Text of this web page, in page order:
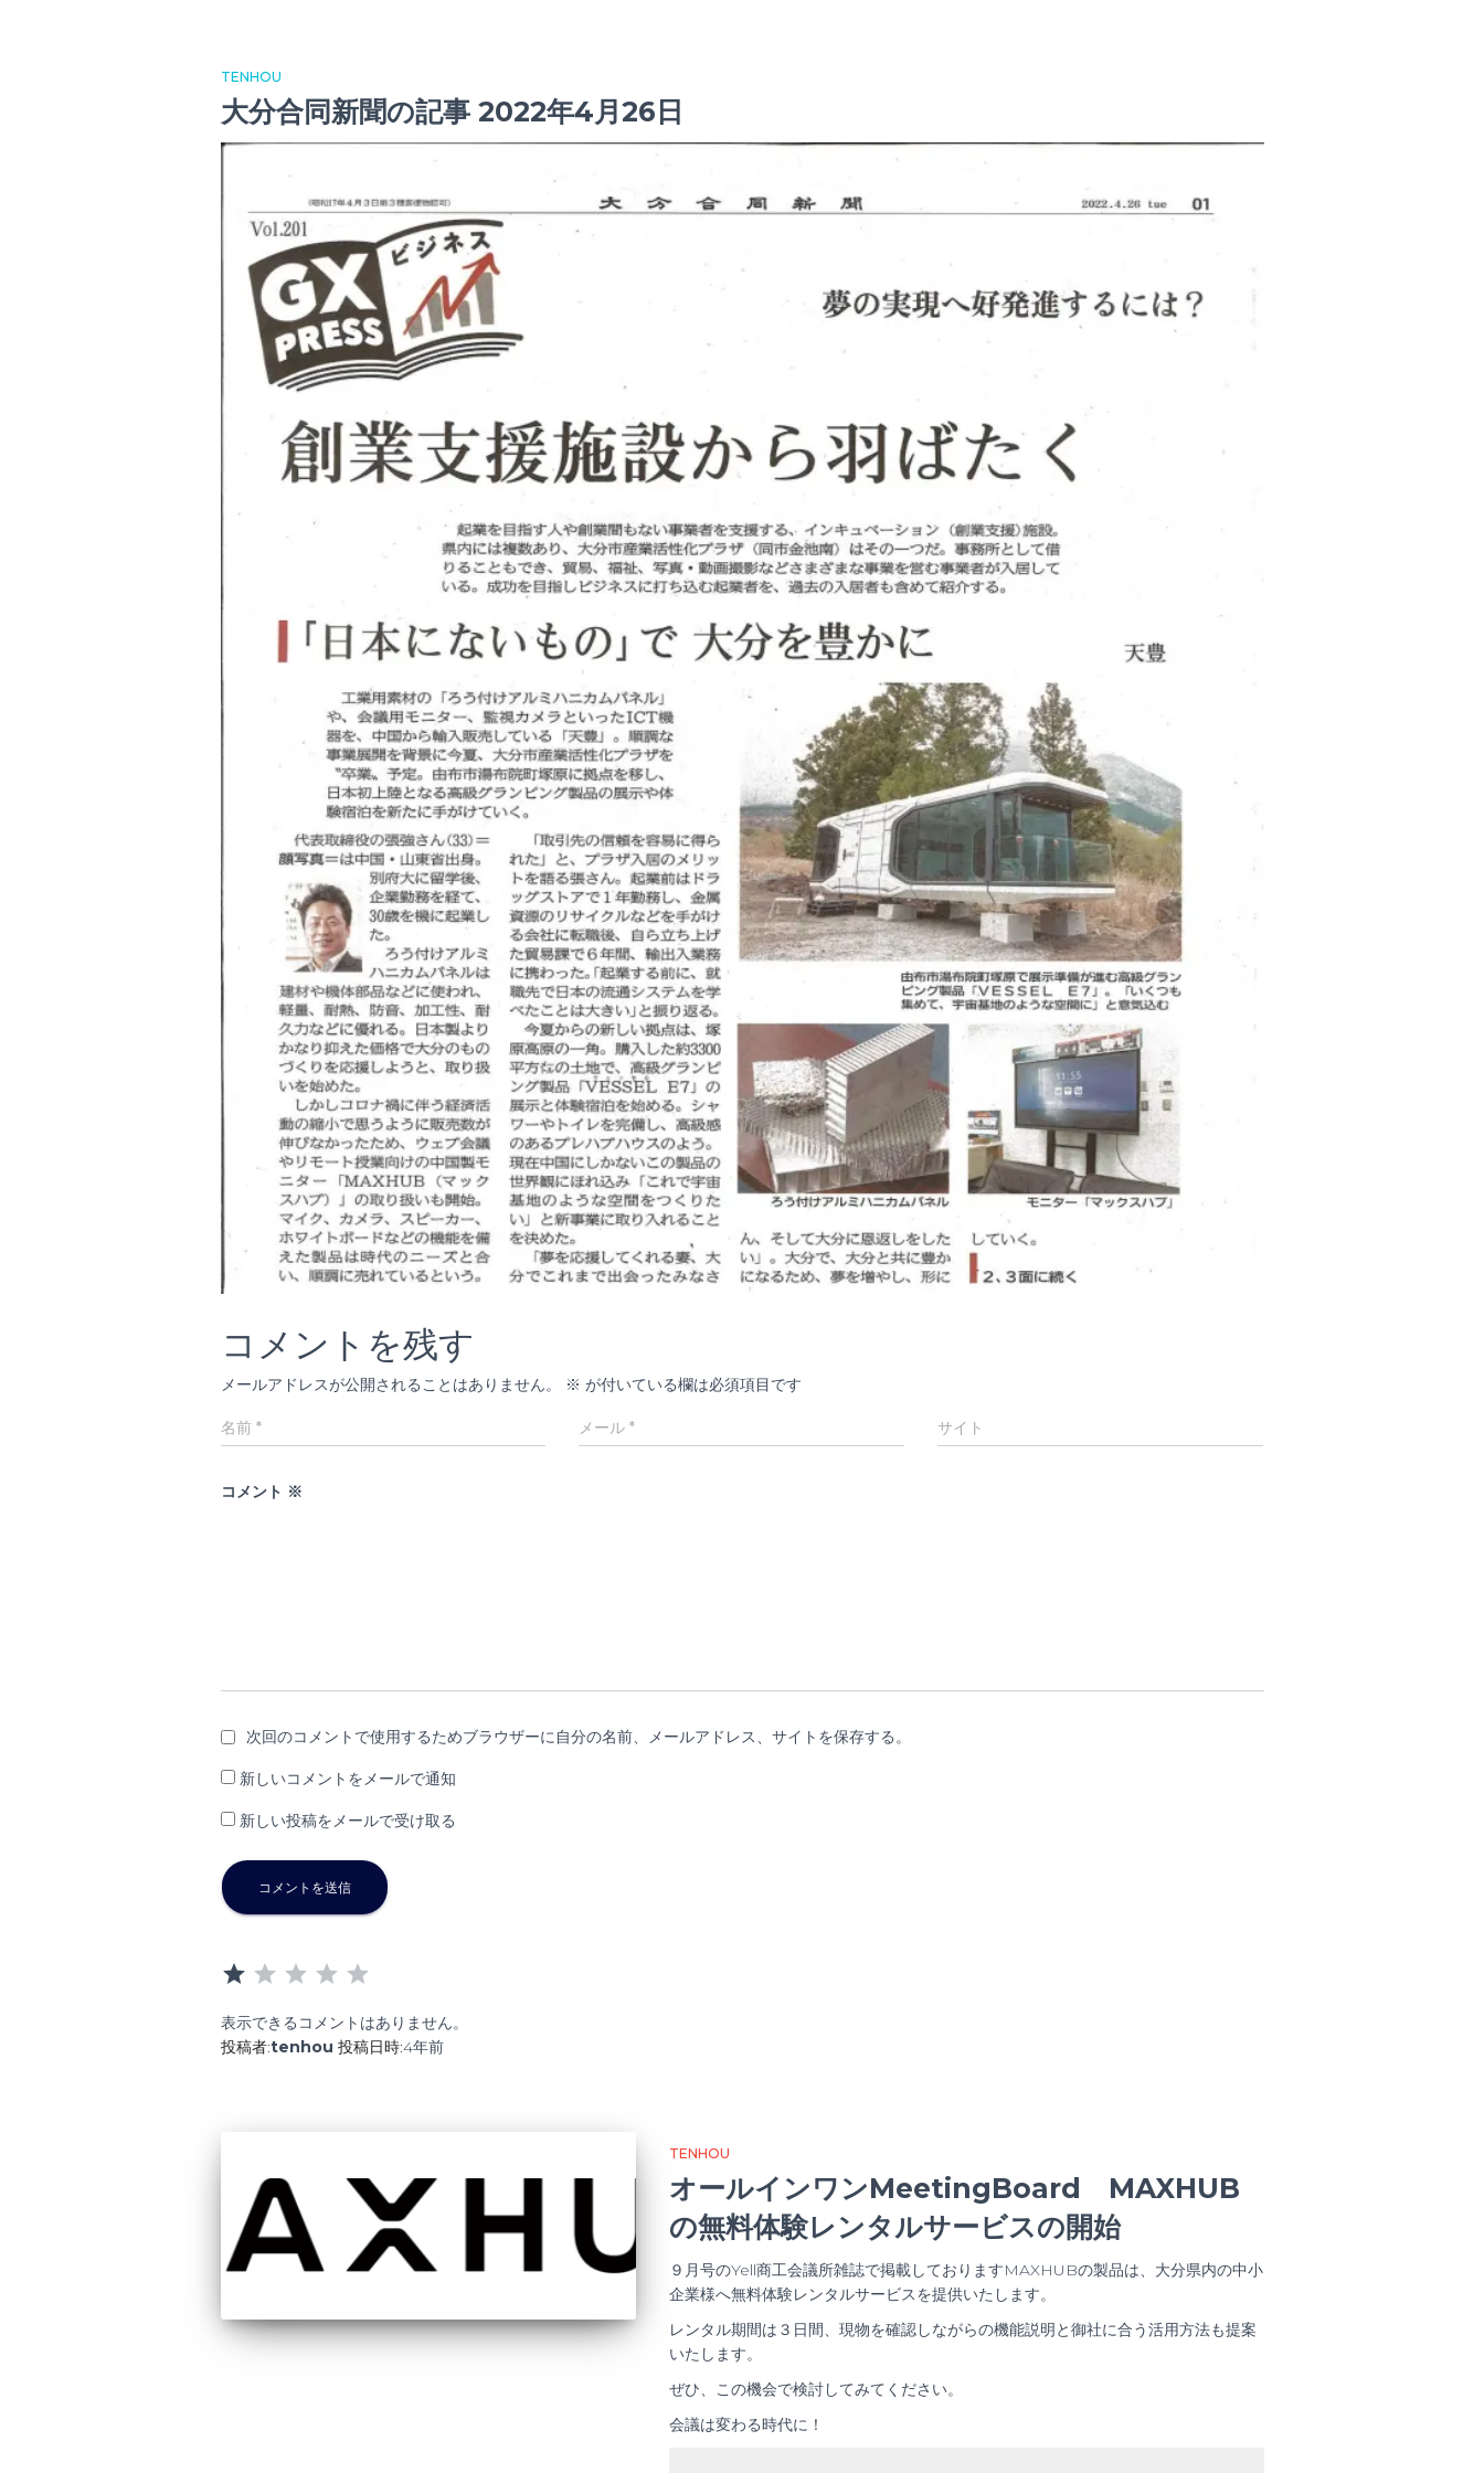
TENHOU
大分合同新聞の記事 2022年4月26日
コメントを残す
メールアドレスが公開されることはありません。 ※ が付いている欄は必須項目です
名前 * メール* サイト
コメント ※
次回のコメントで使用するためブラウザーに自分の名前、メールアドレス、サイトを保存する。
新しいコメントをメールで通知
新しい投稿をメールで受け取る
表示できるコメントはありません。
投稿者:tenhou 投稿日時:4年前
TENHOU
オールインワンMeetingBoard MAXHUB
の無料体験レンタルサービスの開始
９月号のYell商工会議所雑誌で掲載しておりますMAXHUBの製品は、大分県内の中小
企業様へ無料体験レンタルサービスを提供いたします。
レンタル期間は３日間、現物を確認しながらの機能説明と御社に合う活用方法も提案
いたします。
ぜひ、この機会で検討してみてください。
会議は変わる時代に！